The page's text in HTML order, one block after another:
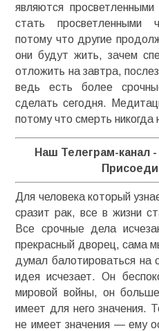
являются
стать просветленными
потому что другие
они будут жить, зачем
отложить на завтра,
ведь есть более
сделать сегодня.
потому что смерть никогда
Наш Телеграм-канал -
Для человека который
сразит рак, все в жизни
Все срочные дела
прекрасный дворец, сама
думал балотироваться
идея исчезает. Он
мировой войны, он
имеет для него значения.
не имеет значения — ему